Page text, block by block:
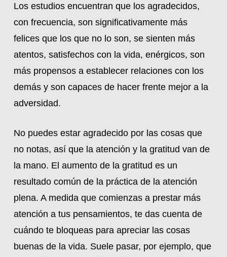
Los estudios encuentran que los agradecidos,
con frecuencia, son significativamente más
felices que los que no lo son, se sienten más
atentos, satisfechos con la vida, enérgicos, son
más propensos a establecer relaciones con los
demás y son capaces de hacer frente mejor a la
adversidad.
No puedes estar agradecido por las cosas que
no notas, así que la atención y la gratitud van de
la mano. El aumento de la gratitud es un
resultado común de la práctica de la atención
plena. A medida que comienzas a prestar más
atención a tus pensamientos, te das cuenta de
cuándo te bloqueas para apreciar las cosas
buenas de la vida. Suele pasar, por ejemplo, que